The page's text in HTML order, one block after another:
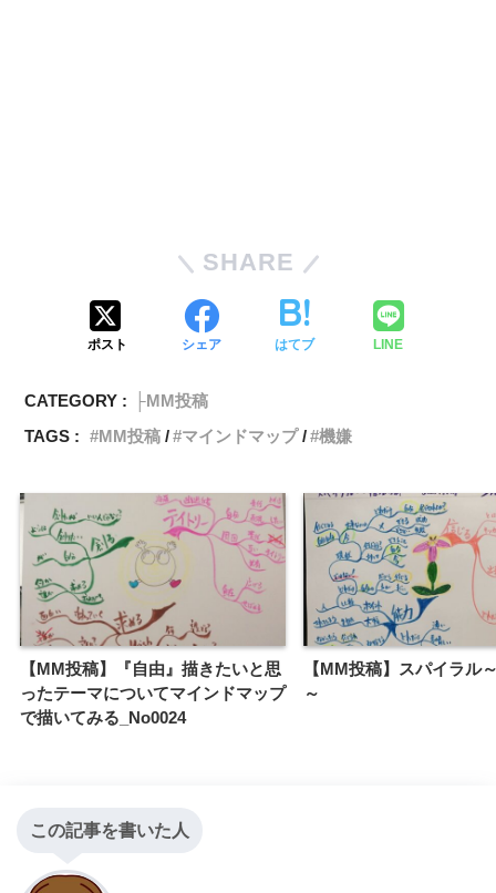
SHARE
ポスト シェア はてブ LINE
CATEGORY :
├MM投稿
TAGS :
MM投稿 マインドマップ 機嫌
【MM投稿】『自由』描きたいと思
ったテーマについてマインドマップ
で描いてみる_No0024
【MM投稿】スパイラル
～
この記事を書いた人